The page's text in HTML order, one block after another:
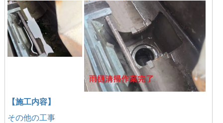
【施工内容】
その他の工事